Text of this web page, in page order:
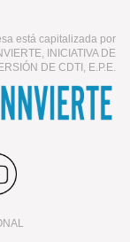
está capitalizada por
INICIATIVA DE
DE CDTI, E.P.E.